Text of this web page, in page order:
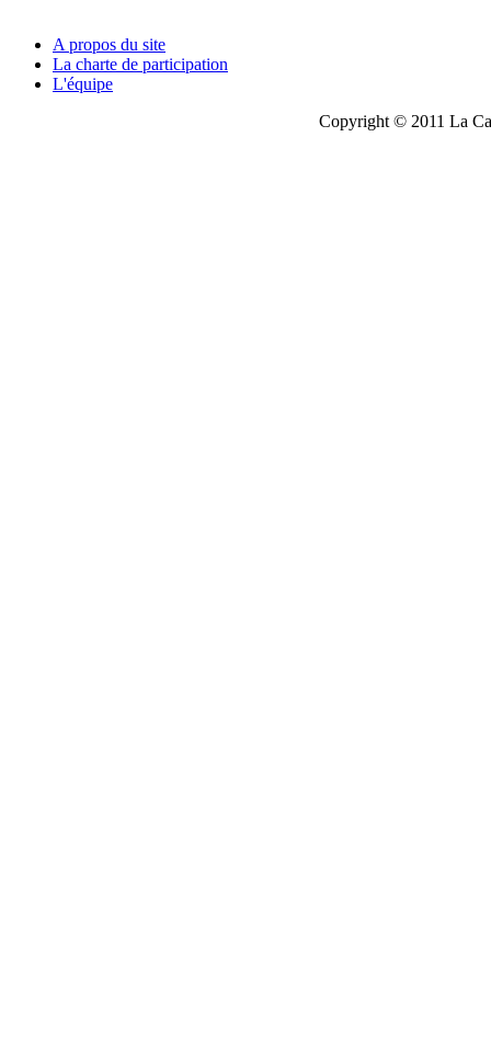
A propos du site
La charte de participation
L'équipe
Copyright © 2011 La